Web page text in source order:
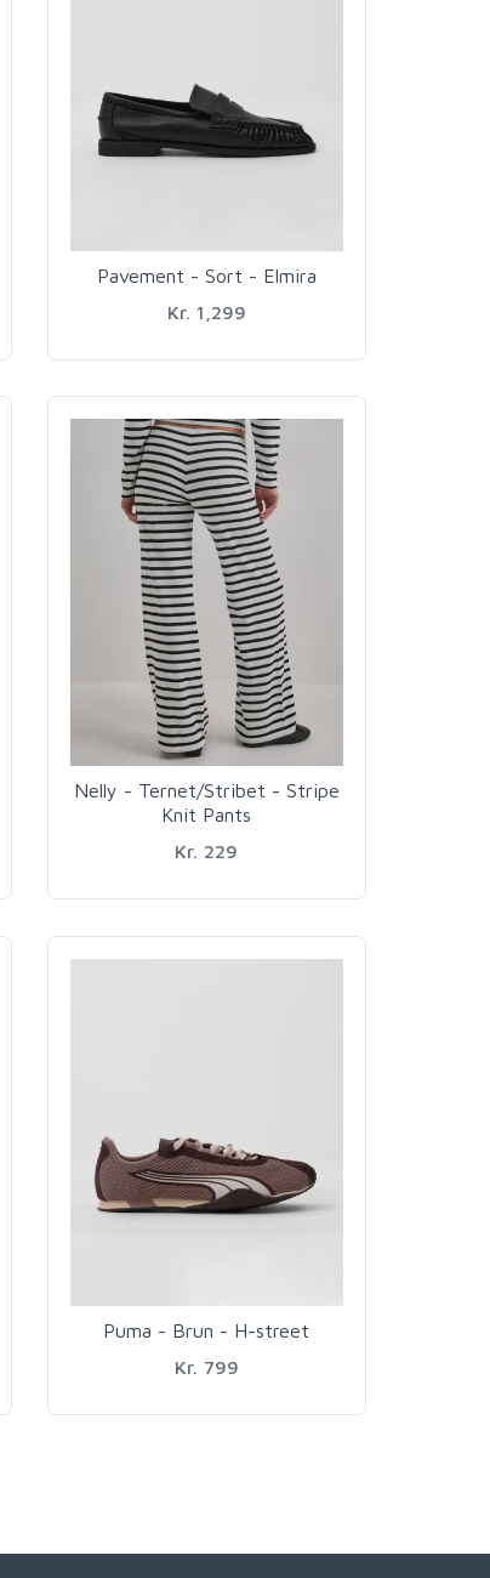
Pavement - Sort - Elmira
Kr. 1,299
Nelly - Ternet/Stribet - Stripe
Knit Pants
Kr. 229
Puma - Brun - H-street
Kr. 799